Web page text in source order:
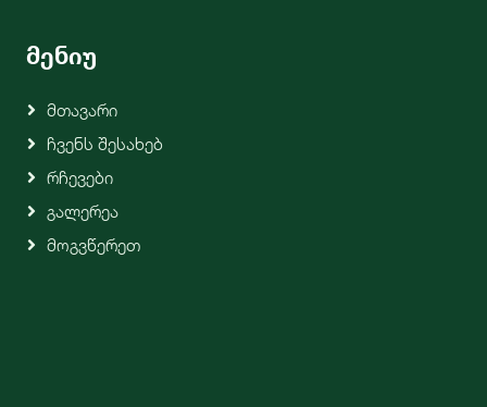
მენიუ
Მთავარი
Ჩვენს Შესახებ
Რჩევები
Გალერეა
Მოგვწერეთ